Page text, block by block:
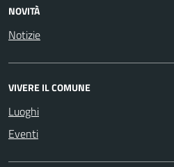
NOVITÀ
Notizie
VIVERE IL COMUNE
Luoghi
Eventi